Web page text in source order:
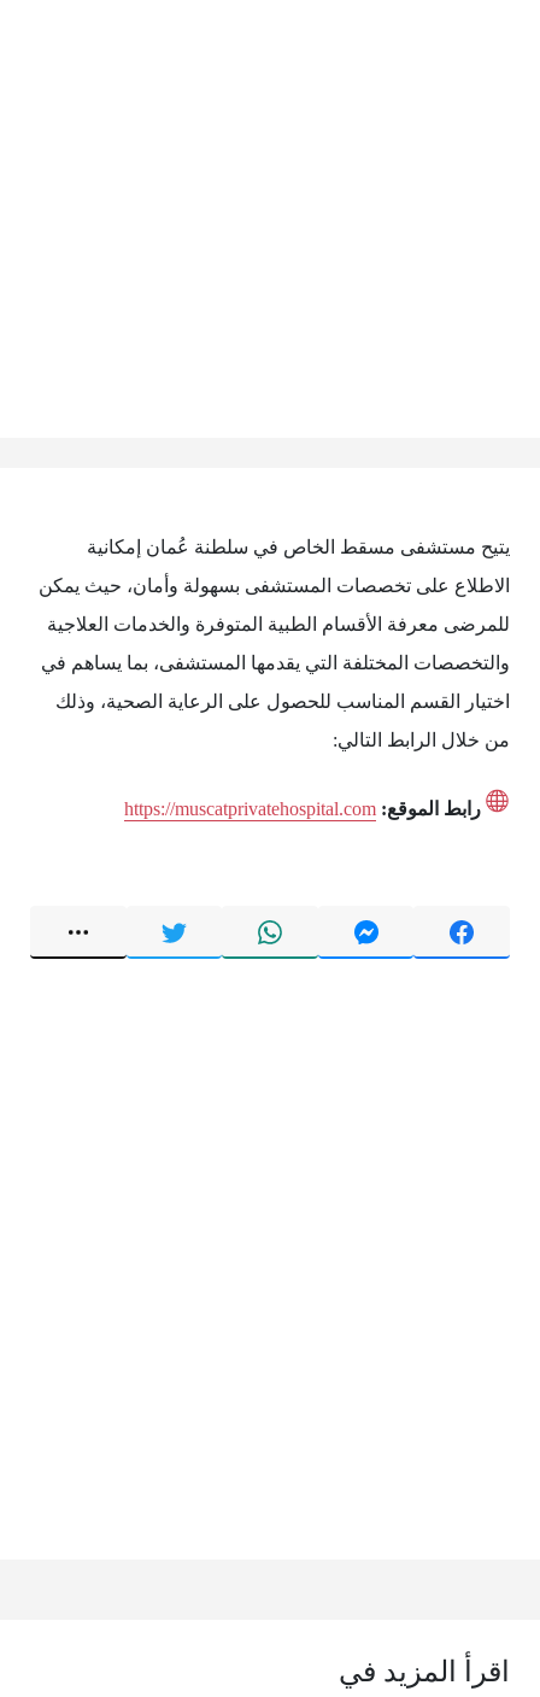
يتيح مستشفى مسقط الخاص في سلطنة عُمان إمكانية
الاطلاع على تخصصات المستشفى بسهولة وأمان، حيث يمكن
للمرضى معرفة الأقسام الطبية المتوفرة والخدمات العلاجية
والتخصصات المختلفة التي يقدمها المستشفى، بما يساهم في
اختيار القسم المناسب للحصول على الرعاية الصحية، وذلك
من خلال الرابط التالي:
رابط الموقع: https://muscatprivatehospital.com
اقرأ المزيد في